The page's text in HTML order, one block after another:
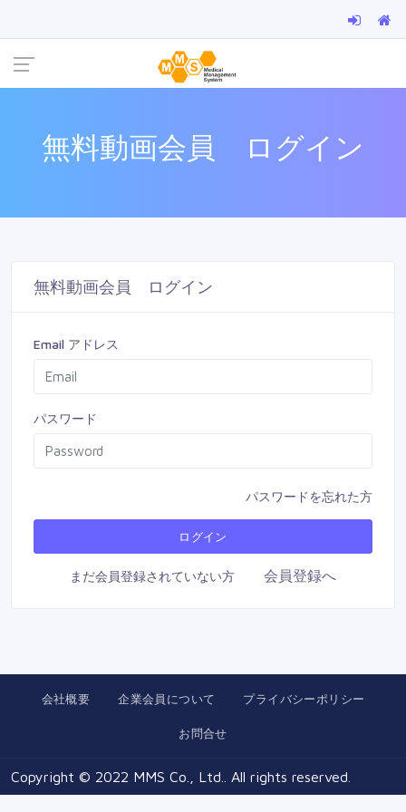
無料動画会員 ログイン
無料動画会員 ログイン
Email アドレス
パスワード
パスワードを忘れた方
まだ会員登録されていない方 会員登録へ
会社概要 企業会員について プライバシーポリシー
お問合せ
Copyright © 2022 MMS Co., Ltd.. All rights reserved.